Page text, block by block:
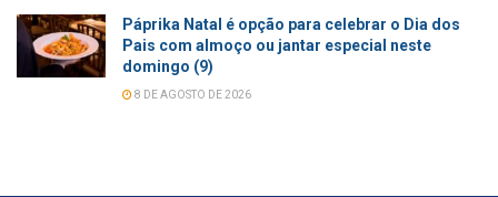
Páprika Natal é opção para celebrar o Dia dos
Pais com almoço ou jantar especial neste
domingo (9)
8 DE AGOSTO DE 2026